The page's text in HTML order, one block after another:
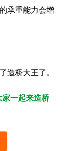
承重能力会增
桥大王了。
家一起来造桥